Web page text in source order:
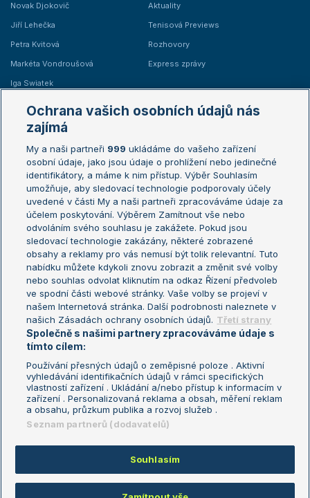
Novak Djokovič
Jiří Lehečka
Petra Kvitová
Markéta Vondroušová
Iga Swiatek
Aktuality
Tenisová Previews
Rozhovory
Express zprávy
Žebříčky
Žebříček ATP (muži)
Žebříček WTA (ženy)
Sázkařský žebříček
Australian Open
French Open
Wimbledon
US Open
Turnaj mistrů
Turnaj mistryň
Aktualní trendy
Fotbalové přestupy
Livesport Daily
LS Prague Open
Podmínky užití
Nastavení soukromí
GDPR a žurnalistika
Reklama
Kontakt
Informace o zpracování osobních
údajů
Copyright © 2008-2026 TenisPortal.cz. Využíváme zpravodajství ČTK.
Ochrana vašich osobních údajů nás
zajímá
My a naši partneři 999 ukládáme do vašeho zařízení
osobní údaje, jako jsou údaje o prohlížení nebo jedinečné
identifikátory, a máme k nim přístup. Výběr Souhlasím
umožňuje, aby sledovací technologie podporovaly účely
uvedené v části My a naši partneři zpracováváme údaje za
účelem poskytování. Výběrem Zamítnout vše nebo
odvoláním svého souhlasu je zakážete. Pokud jsou
sledovací technologie zakázány, některé zobrazené
obsahy a reklamy pro vás nemusí být tolik relevantní. Tuto
nabídku můžete kdykoli znovu zobrazit a změnit své volby
nebo souhlas odvolat kliknutím na odkaz Řízení předvoleb
ve spodní části webové stránky. Vaše volby se projeví v
našem Internetová stránka. Další podrobnosti naleznete v
našich Zásadách ochrany osobních údajů. Třetí strany
Společně s našimi partnery zpracováváme údaje s
tímto cílem:
Používání přesných údajů o zeměpisné poloze . Aktivní
vyhledávání identifikačních údajů v rámci specifických
vlastností zařízení . Ukládání a/nebo přístup k informacím v
zařízení . Personalizovaná reklama a obsah, měření reklam
a obsahu, průzkum publika a rozvoj služeb .
Seznam partnerů (dodavatelů)
Souhlasím